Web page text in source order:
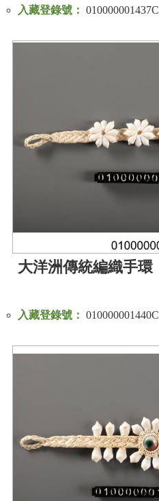
入藏登錄號： 010000001437C
大洋洲傳統編織手環
入藏登錄號： 010000001440C